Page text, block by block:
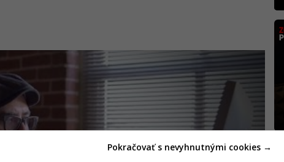
Pokračovať s nevyhnutnými cookies →